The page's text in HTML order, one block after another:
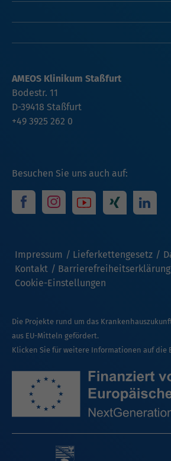
Besuchen Sie uns auch auf:
Impressum Lieferkettengesetz
Kontakt
Barrierefreiheitserklärung
Cookie-Einstellungen
AMEOS Klinikum Staßfurt
Bodestr. 11
D-39418 Staßfurt
+49 3925 262 0
Die Projekte rund um das
aus EU-Mitteln gefördert.
Klicken Sie für weitere Informationen auf die